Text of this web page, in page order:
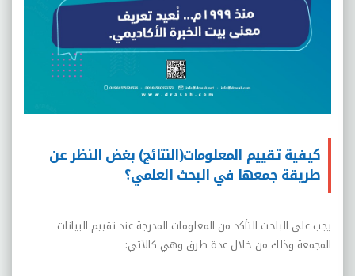
كيفية تقييم المعلومات(النتائج) بغض النظر عن
طريقة جمعها في البحث العلمي؟
يجب على الباحث التأكد من المعلومات المدرجة عند تقييم البيانات
المجمعة وذلك من خلال عدة طرق وهي كالآتي: